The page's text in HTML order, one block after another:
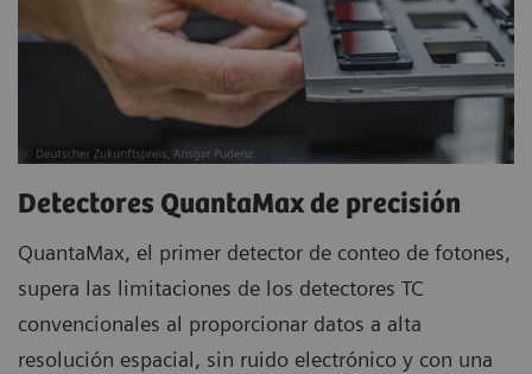
Detectores QuantaMax de precisión
QuantaMax, el primer detector de conteo de fotones,
supera las limitaciones de los detectores TC
convencionales al proporcionar datos a alta
resolución espacial, sin ruido electrónico y con una